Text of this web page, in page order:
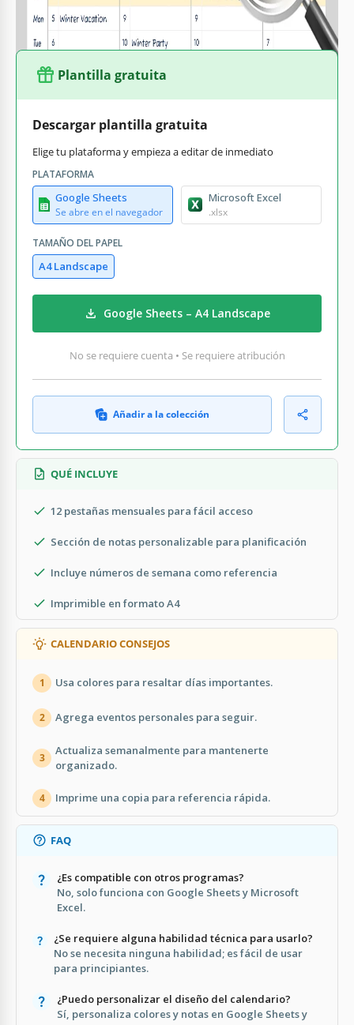
Plantilla gratuita
Descargar plantilla gratuita
Elige tu plataforma y empieza a editar de inmediato
PLATAFORMA
Google Sheets
Se abre en el navegador
Microsoft Excel
.xlsx
TAMAÑO DEL PAPEL
A4 Landscape
Google Sheets – A4 Landscape
No se requiere cuenta • Se requiere atribución
Añadir a la colección
QUÉ INCLUYE
12 pestañas mensuales para fácil acceso
Sección de notas personalizable para planificación
Incluye números de semana como referencia
Imprimible en formato A4
CALENDARIO CONSEJOS
1 Usa colores para resaltar días importantes.
2 Agrega eventos personales para seguir.
3
Actualiza semanalmente para mantenerte
organizado.
4 Imprime una copia para referencia rápida.
FAQ
¿Es compatible con otros programas?
No, solo funciona con Google Sheets y Microsoft
Excel.
¿Se requiere alguna habilidad técnica para usarlo?
No se necesita ninguna habilidad; es fácil de usar
para principiantes.
¿Puedo personalizar el diseño del calendario?
Sí, personaliza colores y notas en Google Sheets y